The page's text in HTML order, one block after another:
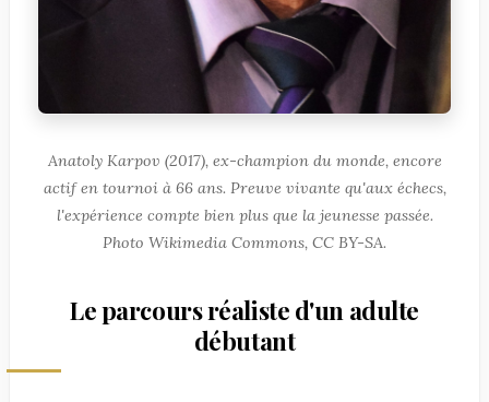
Anatoly Karpov (2017), ex-champion du monde, encore
actif en tournoi à 66 ans. Preuve vivante qu'aux échecs,
l'expérience compte bien plus que la jeunesse passée.
Photo Wikimedia Commons, CC BY-SA.
Le parcours réaliste d'un adulte
débutant